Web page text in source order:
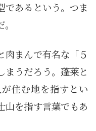
であるという。つま
肉まんで有名な「５
まうだろう。蓬莱と
住む地を指すとい
山を指す言葉でもあ